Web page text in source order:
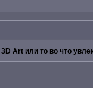
3D Art или то во что